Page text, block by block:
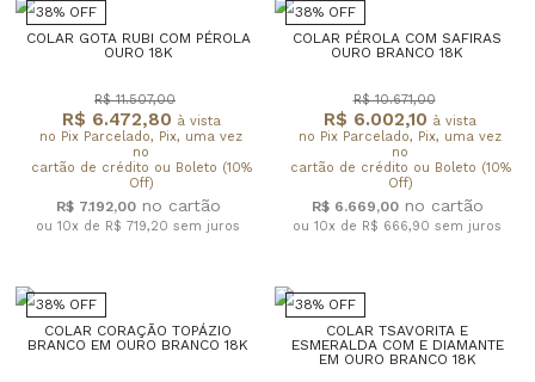
38% OFF
COLAR GOTA RUBI COM PÉROLA
OURO 18K
R$ 6.472,80 à vista
no Pix Parcelado, Pix, uma vez
no
cartão de crédito ou Boleto (10%
Off)
R$ 11.507,00
R$ 7.192,00
ou 10x de R$ 719,20 sem juros
38% OFF
COLAR PÉROLA COM SAFIRAS
OURO BRANCO 18K
R$ 6.002,10 à vista
no Pix Parcelado, Pix, uma vez
no
cartão de crédito ou Boleto (10%
Off)
R$ 10.671,00
R$ 6.669,00
ou 10x de R$ 666,90 sem juros
38% OFF
COLAR CORAÇÃO TOPÁZIO
BRANCO EM OURO BRANCO 18K
38% OFF
COLAR TSAVORITA E
ESMERALDA COM E DIAMANTE
EM OURO BRANCO 18K